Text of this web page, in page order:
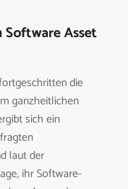
Asset
die
ganzheitlichen
sich ein
laut der
ihr Software-